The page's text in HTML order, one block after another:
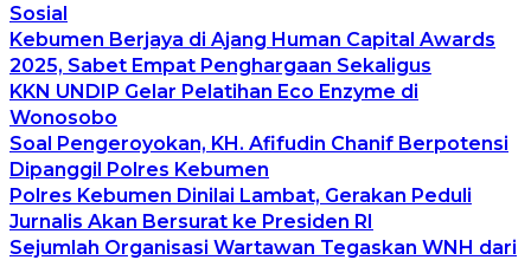
Sosial
Kebumen Berjaya di Ajang Human Capital Awards
2025, Sabet Empat Penghargaan Sekaligus
KKN UNDIP Gelar Pelatihan Eco Enzyme di
Wonosobo
Soal Pengeroyokan, KH. Afifudin Chanif Berpotensi
Dipanggil Polres Kebumen
Polres Kebumen Dinilai Lambat, Gerakan Peduli
Jurnalis Akan Bersurat ke Presiden RI
Sejumlah Organisasi Wartawan Tegaskan WNH dari